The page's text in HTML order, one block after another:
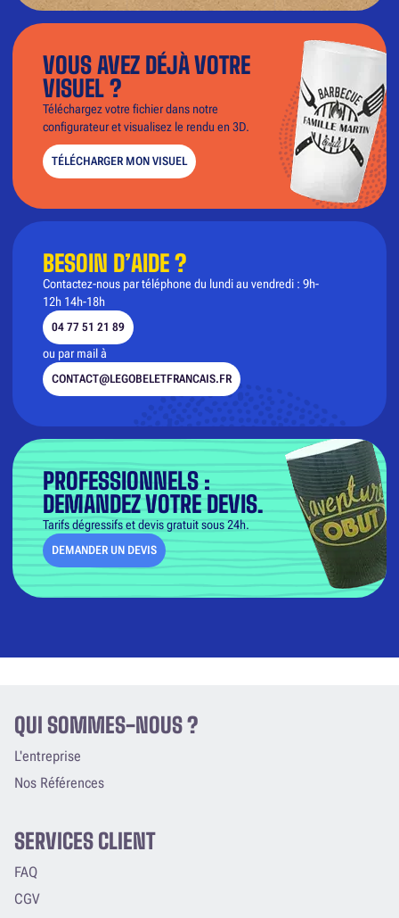
VOUS AVEZ DÉJÀ VOTRE
VISUEL ?
Téléchargez votre fichier dans notre
configurateur et visualisez le rendu en 3D.
TÉLÉCHARGER MON VISUEL
BESOIN D’AIDE ?
Contactez-nous par téléphone du lundi au vendredi : 9h-
12h 14h-18h
04 77 51 21 89
ou par mail à
CONTACT@LEGOBELETFRANCAIS.FR
PROFESSIONNELS :
DEMANDEZ VOTRE DEVIS.
Tarifs dégressifs et devis gratuit sous 24h.
DEMANDER UN DEVIS
QUI SOMMES-NOUS ?
L'entreprise
Nos Références
SERVICES CLIENT
FAQ
CGV